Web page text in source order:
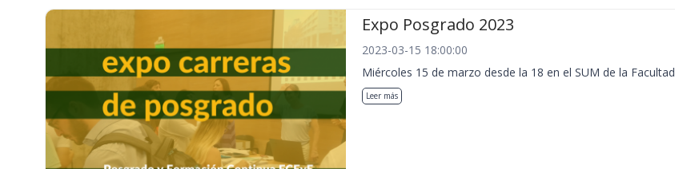
Expo Posgrado 2023
2023-03-15 18:00:00
Miércoles 15 de marzo desde la 18 en el SUM de la Facultad
Leer más